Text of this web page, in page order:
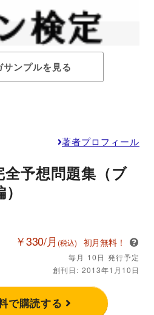
サンプルを見る
著者プロフィール
予想問題集（ブ
￥330/月 (税込) 初月無料！
毎月 10日 発行予定
創刊日: 2013年1月10日
で購読する